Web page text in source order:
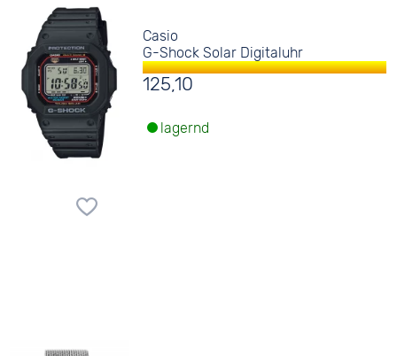
Casio
G-Shock Solar Digitaluhr
125,10
lagernd